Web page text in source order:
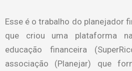
Esse é o trabalho do planejador
que criou uma plataforma
educação financeira
associação (Planejar) que